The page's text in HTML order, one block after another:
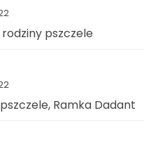
pszczele
Ramka Dadant